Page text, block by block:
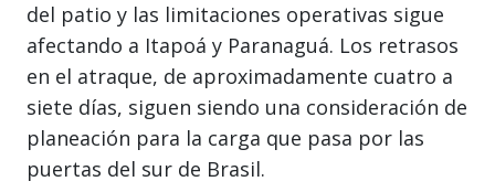
del patio y las limitaciones operativas sigue
afectando a Itapoá y Paranaguá. Los retrasos
en el atraque, de aproximadamente cuatro a
siete días, siguen siendo una consideración de
planeación para la carga que pasa por las
puertas del sur de Brasil.